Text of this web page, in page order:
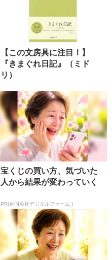
【この文房具に注目！】
『きまぐれ日記』（ミド
リ）
宝くじの買い方、気づいた
人から結果が変わっていく
PR(合同会社デジタルファーム )